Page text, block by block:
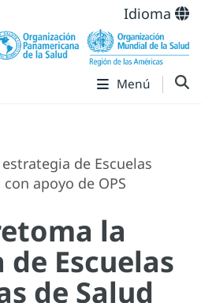
Idioma
Menú
de Escuelas
apoyo de OPS
la
Escuelas
de Salud